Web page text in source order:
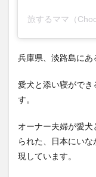
兵庫県、淡路島にあ
愛犬と添い寝がで
す。
オーナー夫婦が愛
られた、日本にい
現しています。